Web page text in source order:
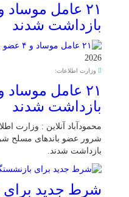
بازداشت شدند
2026
وزارت اطلاعات:
بازداشت شدند
شرور عضو باند‌های مسلح
بازداشت شدند.
شرط جدید برای